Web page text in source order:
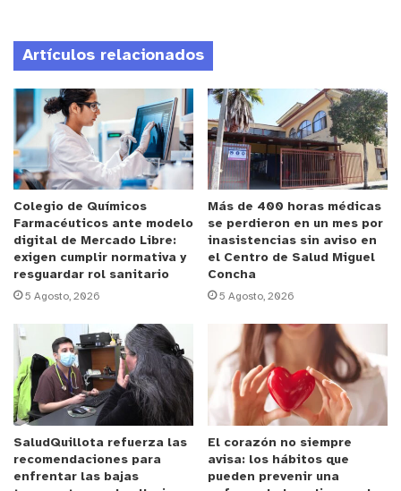
Juan Esteban Tirado, Jefe de la Unidad de Salud
Mental del Servicio de Salud Viña del Mar Quillota,
comenta que este tipo de modelo surge a raíz de
la implementación de las Unidades de Salud
Mental en los consultorios de especialidades de
los Hospitales, y por lo tanto, estos dispositivos
tienen como dificultad, que se centraliza la
atención en una sola unidad y con un gran número
de usuarios, impidiendo la atención más
personalizada. La atención de salud mental implica
además del diagnóstico, una buena evaluación y un
plan de intervención que se complementa con la
asistencia del usuario a distintas actividades,
individuales y grupales. Por este motivo, el
referente del Servicio de salud comenta que “eso
en el mundo hospitalario es difícil y por eso se
desarrollan estos tres Centros de Salud Mental
(CESAM) del Servicio de Salud en Limache, Concón
Artículos relacionados
Colegio de Químicos
Farmacéuticos ante modelo
digital de Mercado Libre:
exigen cumplir normativa y
resguardar rol sanitario
5 Agosto, 2026
Más de 400 horas médicas
se perdieron en un mes por
inasistencias sin aviso en
el Centro de Salud Miguel
Concha
5 Agosto, 2026
SaludQuillota refuerza las
recomendaciones para
enfrentar las bajas
El corazón no siempre
avisa: los hábitos que
pueden prevenir una